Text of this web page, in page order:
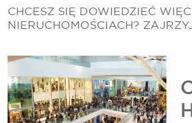
CHCESZ SIĘ DOWIEDZIEĆ
NIERUCHOMOŚCIACH?